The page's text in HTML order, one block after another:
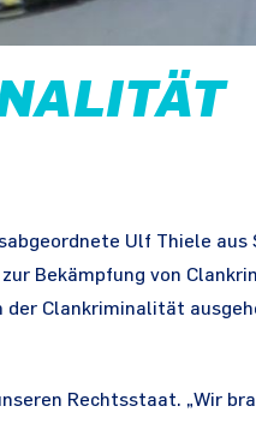
Ulf Thiele
Bekämpfung von
der Clankriminalität
Rechtsstaat. „Wir